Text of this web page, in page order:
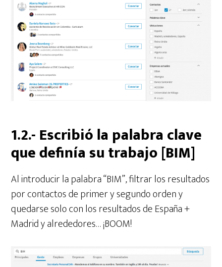
1.2.- Escribió la palabra clave
que definía su trabajo [BIM]
Al introducir la palabra “BIM”, filtrar los resultados
por contactos de primer y segundo orden y
quedarse solo con los resultados de España +
Madrid y alrededores… ¡BOOM!